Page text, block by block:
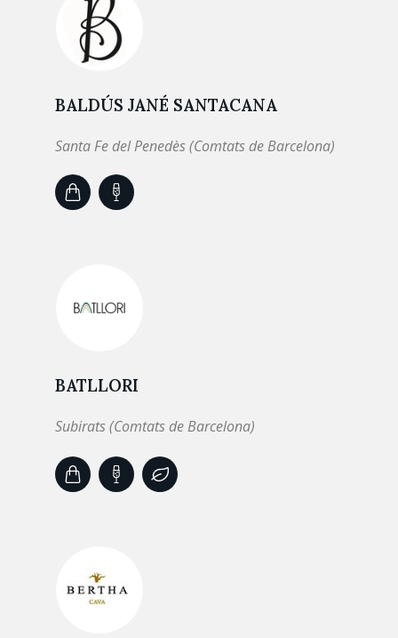
BALDÚS JANÉ SANTACANA
Santa Fe del Penedès (Comtats de Barcelona)
BATLLORI
Subirats (Comtats de Barcelona)